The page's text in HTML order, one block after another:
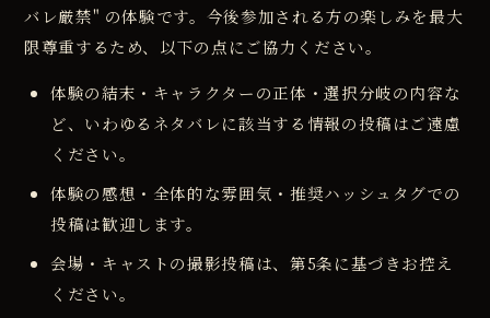
バレ厳禁" の体験です。今後参加される方の楽しみを最大
限尊重するため、以下の点にご協力ください。
体験の結末・キャラクターの正体・選択分岐の内容な
ど、いわゆるネタバレに該当する情報の投稿はご遠慮
ください。
体験の感想・全体的な雰囲気・推奨ハッシュタグでの
投稿は歓迎します。
会場・キャストの撮影投稿は、第5条に基づきお控え
ください。